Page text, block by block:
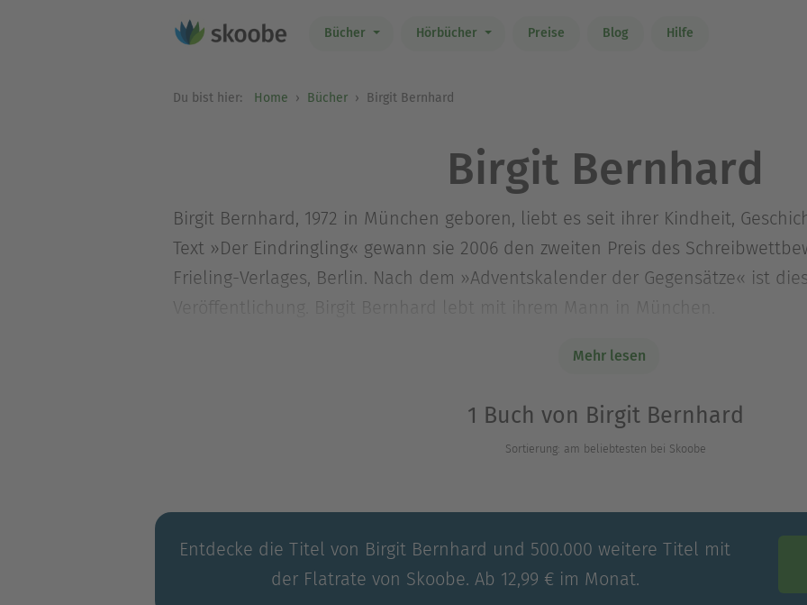
Bücher Hörbücher Preise Blog Hilfe
Du bist hier: Home Bücher Birgit Bernhard
Birgit Bernhard
Birgit Bernhard, 1972 in München geboren, liebt es seit ihrer Kindheit,
Text »Der Eindringling« gewann sie 2006 den zweiten Preis des
Frieling-Verlages, Berlin. Nach dem »Adventskalender der Gegensätze« ist
Veröffentlichung. Birgit Bernhard lebt mit ihrem Mann in München.
ihren vier Kindern in München und arbeitet dort als Grafik-Designerin.
Mehr lesen
1 Buch von Birgit Bernhard
Sortierung: am beliebtesten bei Skoobe
Entdecke die Titel von Birgit Bernhard und 500.000 weitere Titel mit
der Flatrate von Skoobe. Ab 12,99 € im Monat.